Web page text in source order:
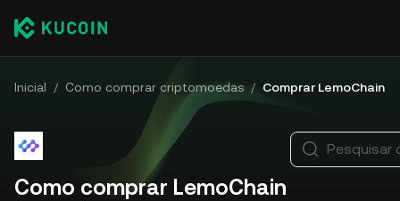
Inicial / Como comprar criptomoedas / Comprar LemoChain
Como comprar LemoChain
Pesquisar